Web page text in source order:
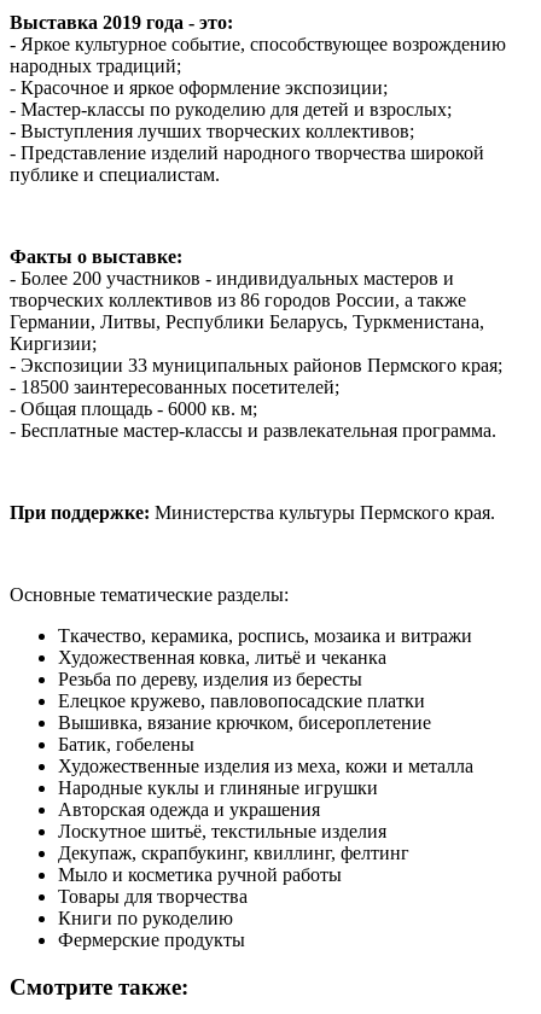
Выставка 2019 года - это:
- Яркое культурное событие, способствующее возрождению
народных традиций;
- Красочное и яркое оформление экспозиции;
- Мастер-классы по рукоделию для детей и взрослых;
- Выступления лучших творческих коллективов;
- Представление изделий народного творчества широкой
публике и специалистам.
Факты о выставке:
- Более 200 участников - индивидуальных мастеров и
творческих коллективов из 86 городов России, а также
Германии, Литвы, Республики Беларусь, Туркменистана,
Киргизии;
- Экспозиции 33 муниципальных районов Пермского края;
- 18500 заинтересованных посетителей;
- Общая площадь - 6000 кв. м;
- Бесплатные мастер-классы и развлекательная программа.
При поддержке: Министерства культуры Пермского края.
Основные тематические разделы:
Ткачество, керамика, роспись, мозаика и витражи
Художественная ковка, литьё и чеканка
Резьба по дереву, изделия из бересты
Елецкое кружево, павловопосадские платки
Вышивка, вязание крючком, бисероплетение
Батик, гобелены
Художественные изделия из меха, кожи и металла
Народные куклы и глиняные игрушки
Авторская одежда и украшения
Лоскутное шитьё, текстильные изделия
Декупаж, скрапбукинг, квиллинг, фелтинг
Мыло и косметика ручной работы
Товары для творчества
Книги по рукоделию
Фермерские продукты
Смотрите также: